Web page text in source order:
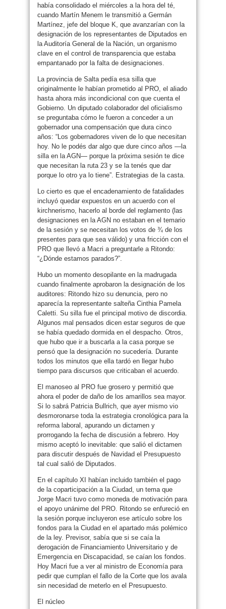
había consolidado el miércoles a la hora del té,
cuando Martín Menem le transmitió a Germán
Martínez, jefe del bloque K, que avanzarían con la
designación de los representantes de Diputados en
la Auditoría General de la Nación, un organismo
clave en el control de transparencia que estaba
empantanado por la falta de designaciones.
La provincia de Salta pedía esa silla que
originalmente le habían prometido al PRO, el aliado
hasta ahora más incondicional con que cuenta el
Gobierno. Un diputado colaborador del oficialismo
se preguntaba cómo le fueron a conceder a un
gobernador una compensación que dura cinco
años: “Los gobernadores viven de lo que necesitan
hoy. No le podés dar algo que dure cinco años —la
silla en la AGN— porque la próxima sesión te dice
que necesitan la ruta 23 y se la tenés que dar
porque lo otro ya lo tiene”. Estrategias de la casta.
Lo cierto es que el encadenamiento de fatalidades
incluyó quedar expuestos en un acuerdo con el
kirchnerismo, hacerlo al borde del reglamento (las
designaciones en la AGN no estaban en el temario
de la sesión y se necesitan los votos de ¾ de los
presentes para que sea válido) y una fricción con el
PRO que llevó a Macri a preguntarle a Ritondo:
“¿Dónde estamos parados?”.
Hubo un momento desopilante en la madrugada
cuando finalmente aprobaron la designación de los
auditores: Ritondo hizo su denuncia, pero no
aparecía la representante salteña Cinthia Pamela
Caletti. Su silla fue el principal motivo de discordia.
Algunos mal pensados dicen estar seguros de que
se había quedado dormida en el despacho. Otros,
que hubo que ir a buscarla a la casa porque se
pensó que la designación no sucedería. Durante
todos los minutos que ella tardó en llegar hubo
tiempo para discursos que criticaban el acuerdo.
El manoseo al PRO fue grosero y permitió que
ahora el poder de daño de los amarillos sea mayor.
Si lo sabrá Patricia Bullrich, que ayer mismo vio
desmoronarse toda la estrategia cronológica para la
reforma laboral, apurando un dictamen y
prorrogando la fecha de discusión a febrero. Hoy
mismo aceptó lo inevitable: que salió el dictamen
para discutir después de Navidad el Presupuesto
tal cual salió de Diputados.
En el capítulo XI habían incluido también el pago
de la coparticipación a la Ciudad, un tema que
Jorge Macri tuvo como moneda de motivación para
el apoyo unánime del PRO. Ritondo se enfureció en
la sesión porque incluyeron ese artículo sobre los
fondos para la Ciudad en el apartado más polémico
de la ley. Previsor, sabía que si se caía la
derogación de Financiamiento Universitario y de
Emergencia en Discapacidad, se caían los fondos.
Hoy Macri fue a ver al ministro de Economía para
pedir que cumplan el fallo de la Corte que los avala
sin necesidad de meterlo en el Presupuesto.
El núcleo